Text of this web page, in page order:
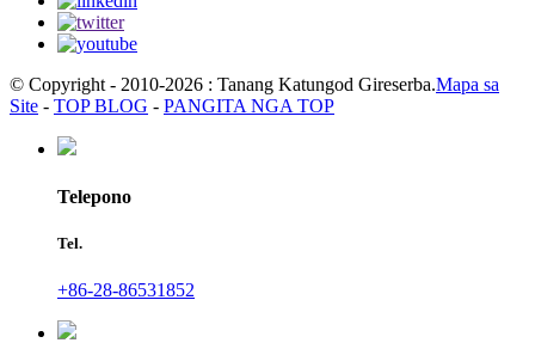
© Copyright - 2010-2026 : Tanang Katungod Gireserba.Mapa sa
Site - TOP BLOG - PANGITA NGA TOP
Telepono
Tel.
+86-28-86531852